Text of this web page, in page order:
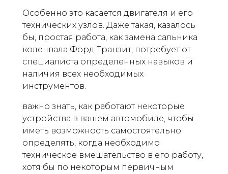
Особенно это касается двигателя и его
технических узлов. Даже такая, казалось
бы, простая работа, как замена сальника
коленвала Форд Транзит, потребует от
специалиста определенных навыков и
наличия всех необходимых
инструментов.
важно знать, как работают некоторые
устройства в вашем автомобиле, чтобы
иметь возможность самостоятельно
определять, когда необходимо
техническое вмешательство в его работу,
хотя бы по некоторым первичным